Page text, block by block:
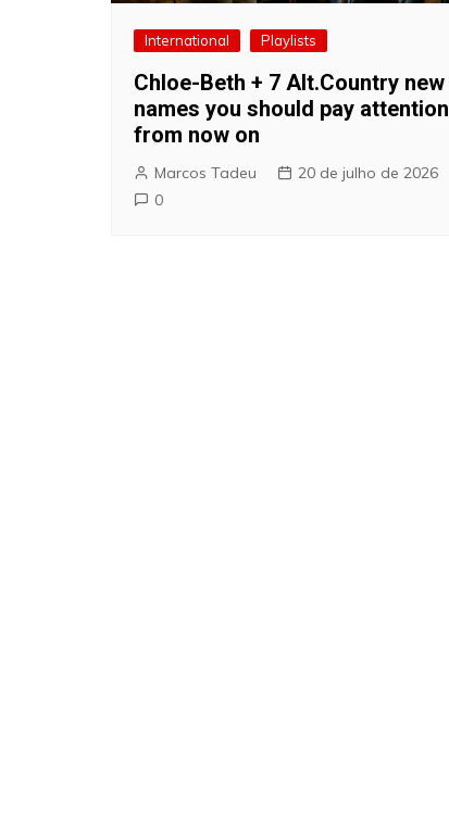
International Playlists
Chloe-Beth + 7 Alt.Country new
names you should pay attention
from now on
Marcos Tadeu
20 de julho de 2026
0